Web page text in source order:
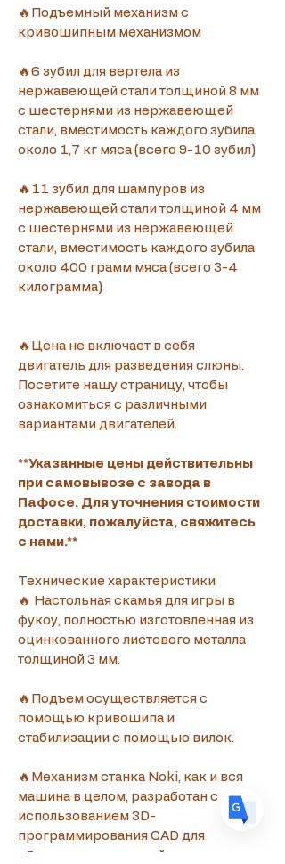
🔥Подъемный механизм с
кривошипным механизмом
🔥6 зубил для вертела из
нержавеющей стали толщиной 8 мм
с шестернями из нержавеющей
стали, вместимость каждого зубила
около 1,7 кг мяса (всего 9-10 зубил)
🔥11 зубил для шампуров из
нержавеющей стали толщиной 4 мм
с шестернями из нержавеющей
стали, вместимость каждого зубила
около 400 грамм мяса (всего 3-4
килограмма)
🔥Цена не включает в себя
двигатель для разведения слюны.
Посетите нашу страницу, чтобы
ознакомиться с различными
вариантами двигателей.
**Указанные цены действительны
при самовывозе с завода в
Пафосе. Для уточнения стоимости
доставки, пожалуйста, свяжитесь
с нами.**
Технические характеристики
🔥 Настольная скамья для игры в
фукоу, полностью изготовленная из
оцинкованного листового металла
толщиной 3 мм.
🔥Подъем осуществляется с
помощью кривошипа и
стабилизации с помощью вилок.
🔥Механизм станка Noki, как и вся
машина в целом, разработан с
использованием 3D-
программирования CAD для
обеспечения высокой точности и
USEnglish
DEGerman· Deutsch
ES · Español